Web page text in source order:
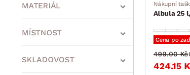
min. cm
min. cm max. cm
MATERIÁL
MÍSTNOST
SKLADOVOST
Nákupní
Albula 25
Cena po
424.15
499.00 Kč